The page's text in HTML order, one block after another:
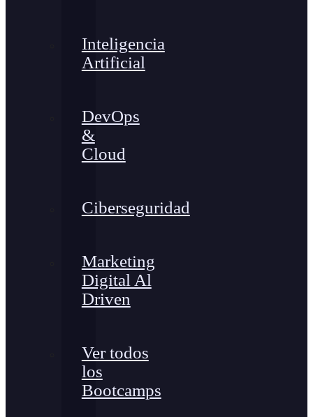
Inteligencia
Artificial
DevOps
&
Cloud
Ciberseguridad
Marketing
Digital Al
Driven
Ver todos
los
Bootcamps